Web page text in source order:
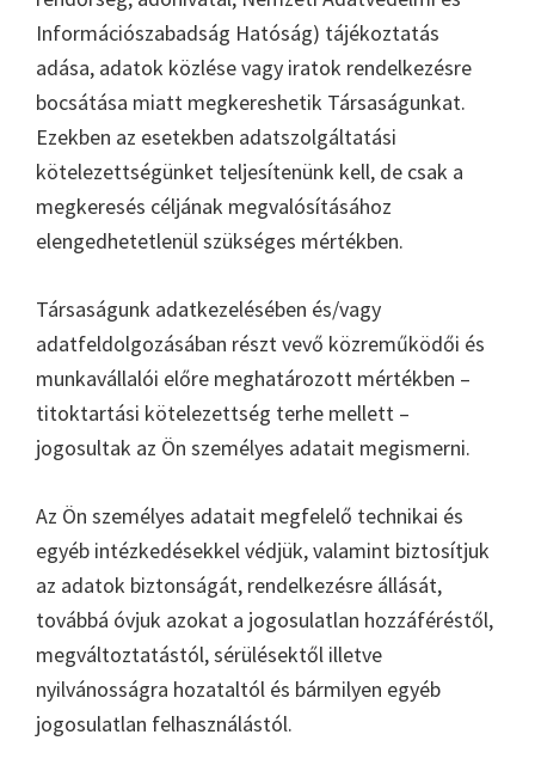
Információszabadság Hatóság) tájékoztatás
adása, adatok közlése vagy iratok rendelkezésre
bocsátása miatt megkereshetik Társaságunkat.
Ezekben az esetekben adatszolgáltatási
kötelezettségünket teljesítenünk kell, de csak a
megkeresés céljának megvalósításához
elengedhetetlenül szükséges mértékben.
Társaságunk adatkezelésében és/vagy
adatfeldolgozásában részt vevő közreműködői és
munkavállalói előre meghatározott mértékben –
titoktartási kötelezettség terhe mellett –
jogosultak az Ön személyes adatait megismerni.
Az Ön személyes adatait megfelelő technikai és
egyéb intézkedésekkel védjük, valamint biztosítjuk
az adatok biztonságát, rendelkezésre állását,
továbbá óvjuk azokat a jogosulatlan hozzáféréstől,
megváltoztatástól, sérülésektől illetve
nyilvánosságra hozataltól és bármilyen egyéb
jogosulatlan felhasználástól.